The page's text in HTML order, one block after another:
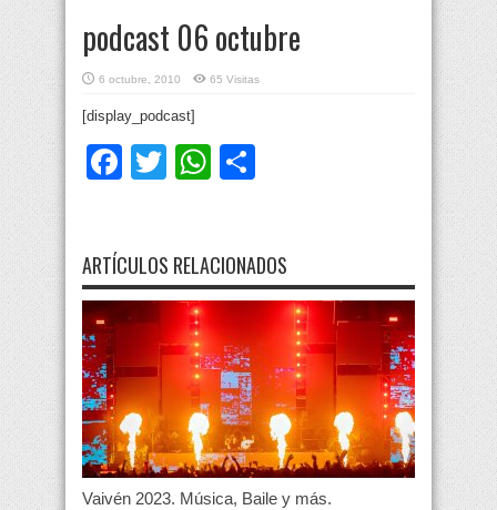
podcast 06 octubre
6 octubre, 2010 65 Visitas
[display_podcast]
Facebook
TwitterWhatsApp
ARTÍCULOS RELACIONADOS
Vaivén 2023. Música, Baile y más.